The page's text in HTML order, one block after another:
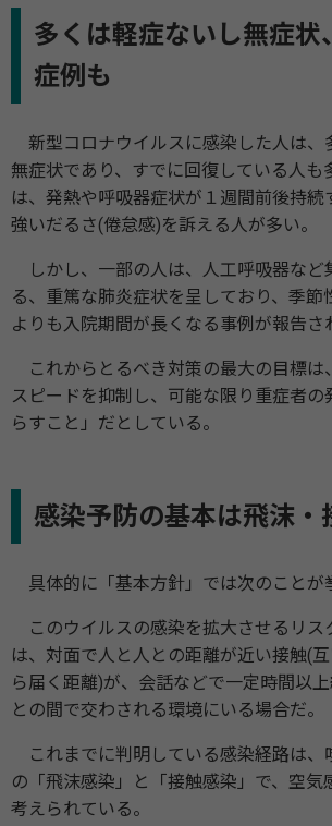
多くは軽症ないし無症状
症例も
新型コロナウイルスに感染した人は、
無症状であり、すでに回復している人も
は、発熱や呼吸器症状が１週間前後持続
強いだるさ(倦怠感)を訴える人が多い。
しかし、一部の人は、人工呼吸器など
る、重篤な肺炎症状を呈しており、季節
よりも入院期間が長くなる事例が報告さ
これからとるべき対策の最大の目標は
スピードを抑制し、可能な限り重症者の
らすこと」だとしている。
感染予防の基本は飛沫・
具体的に「基本方針」では次のことが
このウイルスの感染を拡大させるリス
は、対面で人と人との距離が近い接触(
ら届く距離)が、会話などで一定時間以
との間で交わされる環境にいる場合だ。
これまでに判明している感染経路は、
の「飛沫感染」と「接触感染」で、空気
考えられている。